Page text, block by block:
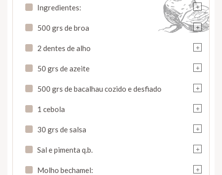
+
Ingredientes:
+
500 grs de broa
+
2 dentes de alho
+
50 grs de azeite
+
500 grs de bacalhau cozido e desfiado
+
1 cebola
+
30 grs de salsa
+
Sal e pimenta q.b.
+
Molho bechamel: